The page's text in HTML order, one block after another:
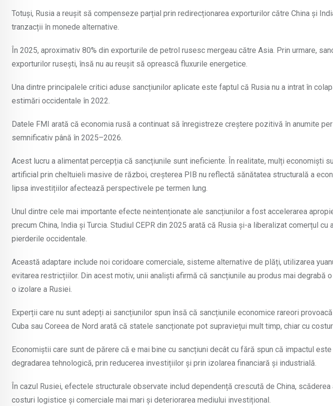
Totuși, Rusia a reușit să compenseze parțial prin redirecționarea exporturilor către China și
tranzacții în monede alternative.
În 2025, aproximativ 80% din exporturile de petrol rusesc mergeau către Asia. Prin urmare,
exporturilor rusești, însă nu au reușit să oprească fluxurile energetice.
Una dintre principalele critici aduse sancțiunilor aplicate este faptul că Rusia nu a intrat în
estimări occidentale în 2022.
Datele FMI arată că economia rusă a continuat să înregistreze creștere pozitivă în anumite
semnificativ până în 2025–2026.
Acest lucru a alimentat percepția că sancțiunile sunt ineficiente. În realitate, mulți economiști
artificial prin cheltuieli masive de război, creșterea PIB nu reflectă sănătatea structurală a
lipsa investițiilor afectează perspectivele pe termen lung.
Unul dintre cele mai importante efecte neintenționate ale sancțiunilor a fost accelerarea
precum China, India și Turcia. Studiul CEPR din 2025 arată că Rusia și-a liberalizat comerțul
pierderile occidentale.
Această adaptare include noi coridoare comerciale, sisteme alternative de plăți, utilizarea
evitarea restricțiilor. Din acest motiv, unii analiști afirmă că sancțiunile au produs mai degrabă
o izolare a Rusiei.
Experții care nu sunt adepți ai sancțiunilor spun însă că sancțiunile economice rareori
Cuba sau Coreea de Nord arată că statele sancționate pot supraviețui mult timp, chiar cu
Economiștii care sunt de părere că e mai bine cu sancțiuni decât cu fără spun că impactul
degradarea tehnologică, prin reducerea investițiilor și prin izolarea financiară și industrială.
În cazul Rusiei, efectele structurale observate includ dependență crescută de China,
costuri logistice și comerciale mai mari și deteriorarea mediului investițional.